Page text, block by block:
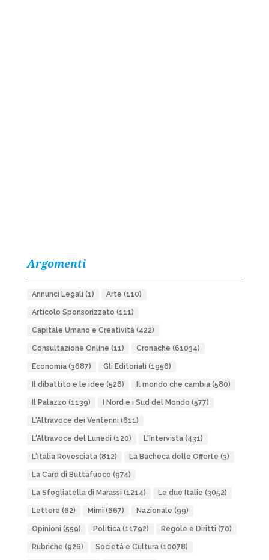
Argomenti
Annunci Legali (1) Arte (110)
Articolo Sponsorizzato (111)
Capitale Umano e Creatività(422)
Consultazione Online (11) Cronache (61034)
Economia(3687) Gli Editoriali (1956)
Il dibattito e le idee (526) Il mondo che cambia(580)
Il Palazzo (1139) I Nord e i Sud del Mondo (577)
L'Altravoce dei Ventenni (611)
L'Altravoce del Lunedì (120) L'Intervista(431)
L'Italia Rovesciata(812) La Bacheca delle Offerte (3)
La Card di Buttafuoco (974)
La Sfogliatella di Marassi (1214) Le due Italie (3052)
Lettere (62) Mimì (667) Nazionale (99)
Opinioni (559) Politica(11792) Regole e Diritti (70)
Rubriche (926) Società e Cultura(10078)